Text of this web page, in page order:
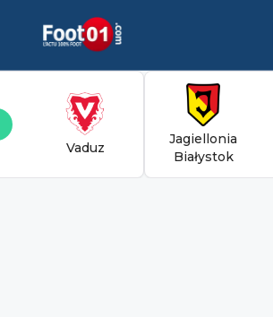
Vaduz
Jagiellonia
Białystok